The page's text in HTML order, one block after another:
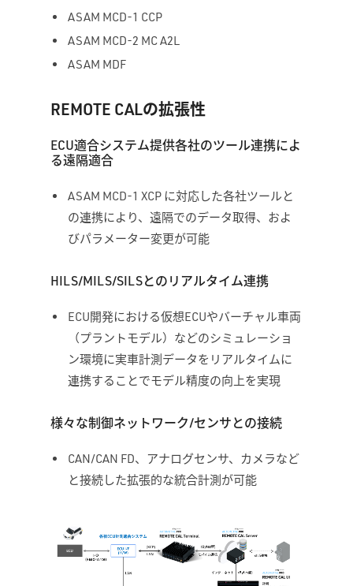
ASAM MCD-1 CCP
ASAM MCD-2 MC A2L
ASAM MDF
REMOTE CALの拡張性
ECU適合システム提供各社のツール連携によ
る遠隔適合
ASAM MCD-1 XCP に対応した各社ツールと
の連携により、遠隔でのデータ取得、およ
びパラメーター変更が可能
HILS/MILS/SILSとのリアルタイム連携
ECU開発における仮想ECUやバーチャル車両
（プラントモデル）などのシミュレーショ
ン環境に実車計測データをリアルタイムに
連携することでモデル精度の向上を実現
様々な制御ネットワーク/センサとの接続
CAN/CAN FD、アナログセンサ、カメラなど
と接続した拡張的な統合計測が可能